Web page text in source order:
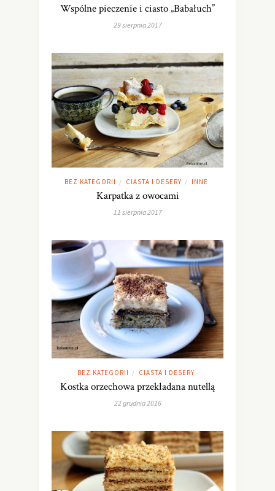
Wspólne pieczenie i ciasto „Babałuch”
29 sierpnia 2017
BEZ KATEGORII / CIASTA I DESERY / INNE
Karpatka z owocami
11 sierpnia 2017
BEZ KATEGORII / CIASTA I DESERY
Kostka orzechowa przekładana nutellą
22 grudnia 2016